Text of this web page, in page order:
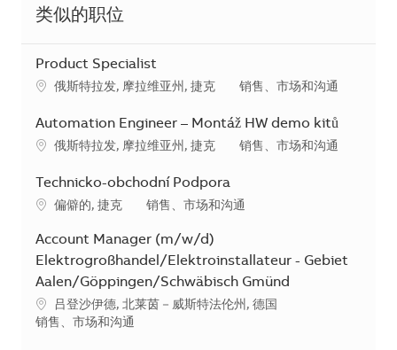
类似的职位
Product Specialist
地点俄斯特拉发, 摩拉维亚州, 捷克 类别
销售、市场和沟通
Automation Engineer – Montáž HW demo kitů
地点俄斯特拉发, 摩拉维亚州, 捷克 类别
销售、市场和沟通
Technicko-obchodní Podpora
地点偏僻的, 捷克 类别
销售、市场和沟通
Account Manager (m/w/d)
Elektrogroßhandel/Elektroinstallateur - Gebiet
Aalen/Göppingen/Schwäbisch Gmünd
地点吕登沙伊德, 北莱茵－威斯特法伦州, 德国
类别
销售、市场和沟通